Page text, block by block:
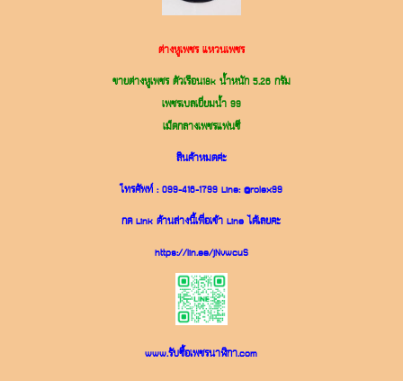
ต่างหูเพชร แหวนเพชร
ขายต่างหูเพชร ตัวเรือน18k น้ำหนัก 5.26 กรัม
เพชรเบลเยี่ยมน้ำ 99
เม็ดกลางเพชรแฟนซี
สินค้าหมดค่ะ
โทรศัพท์ :099-416-1799 Line:@rolex99
กด Link ด้านล่างนี้เพื่อเข้า Line ได้เลยคะ
https://lin.ee/jNvwcuS
www.รับซื้อเพชรนาฬิกา.com